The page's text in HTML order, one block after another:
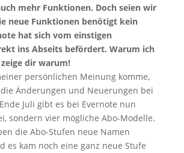
mehr Funktionen. Doch seien wir
neue Funktionen benötigt kein
hat sich vom einstigen
ins Abseits befördert. Warum ich
dir warum!
persönlichen Meinung komme,
Änderungen und Neuerungen bei
Juli gibt es bei Evernote nun
sondern vier mögliche Abo-Modelle.
die Abo-Stufen neue Namen
es kam noch eine ganz neue Stufe